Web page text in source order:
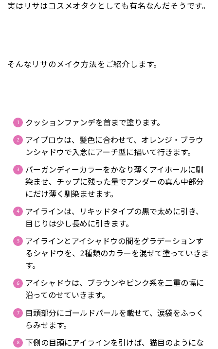
実はリサはコスメオタクとしても有名なんだそうです。
そんなリサのメイク方法をご紹介します。
クッションファンデを首まで塗ります。
アイブロウは、髪色に合わせて、オレンジ・ブラウ
ンシャドウで入念にアーチ型に描いて行きます。
バーガンディーカラーをかなり薄くアイホールに馴
染ませ、チップに残った量でアンダーの真ん中部分
にだけ薄く馴染ませます。
アイラインは、リキッドタイプの黒で太めに引き、
目じりは少し長めに引きます。
アイラインとアイシャドウの間をグラデーションす
るシャドウを、2種類のカラーを混ぜて塗っていきま
す。
アイシャドウは、ブラウンやピンク系を二重の幅に
沿ってのせていきます。
目頭部分にゴールドパールを載せて、涙袋をふっく
らみせます。
下側の目頭にアイラインを引けば、猫目のようにな